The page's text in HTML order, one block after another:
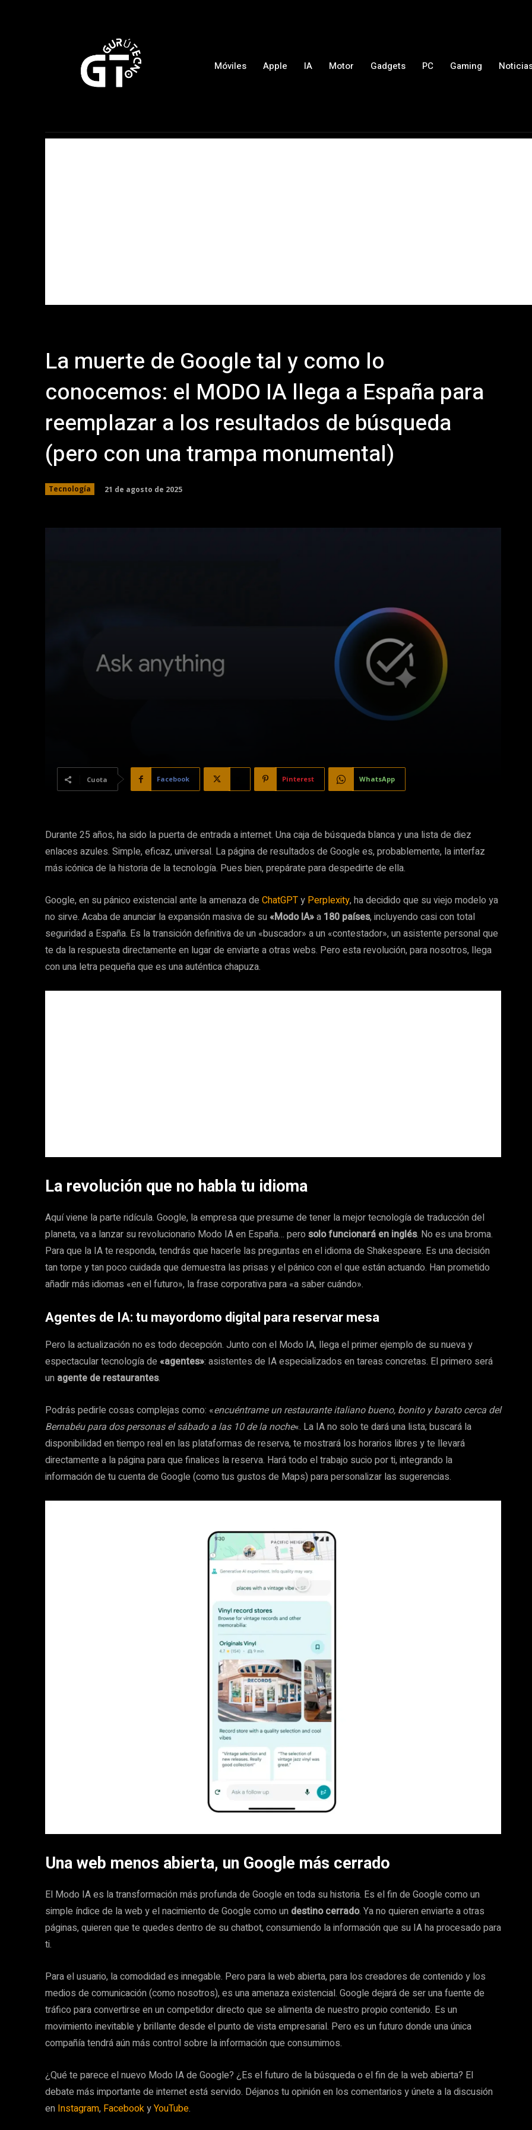
Móviles Apple IA Motor Gadgets PC Gaming
La muerte de Google tal y como lo
conocemos: el MODO IA llega a España para
reemplazar a los resultados de búsqueda
(pero con una trampa monumental)
Tecnología 21 de agosto de 2025
Cuota Facebook Pinterest WhatsApp
Durante 25 años, ha sido la puerta de entrada a internet. Una caja de búsqueda blanca y una lista de diez
enlaces azules. Simple, eficaz, universal. La página de resultados de Google es, probablemente, la interfaz
más icónica de la historia de la tecnología. Pues bien, prepárate para despedirte de ella.
Google, en su pánico existencial ante la amenaza de ChatGPTy Perplexity, ha decidido que su viejo modelo ya
no sirve. Acaba de anunciar la expansión masiva de su«Modo IA»a 180 países, incluyendo casi con total
seguridad a España. Es la transición definitiva de un «buscador» a un «contestador», un asistente personal que
te da la respuesta directamente en lugar de enviarte a otras webs. Pero esta revolución, para nosotros, llega
con una letra pequeña que es una auténtica chapuza.
La revolución que no habla tu idioma
Aquí viene la parte ridícula. Google, la empresa que presume de tener la mejor tecnología de traducción del
planeta, va a lanzar su revolucionario Modo IA en España… pero solo funcionará en inglés. No es una broma.
Para que la IA te responda, tendrás que hacerle las preguntas en el idioma de Shakespeare. Es una decisión
tan torpe y tan poco cuidada que demuestra las prisas y el pánico con el que están actuando. Han prometido
añadir más idiomas «en el futuro», la frase corporativa para «a saber cuándo».
Agentes de IA: tu mayordomo digital para reservar mesa
Pero la actualización no es todo decepción. Junto con el Modo IA, llega el primer ejemplo de su nueva y
espectacular tecnología de «agentes»: asistentes de IA especializados en tareas concretas. El primero será
un agente de restaurantes.
Podrás pedirle cosas complejas como: «encuéntrame un restaurante italiano bueno, bonito y barato cerca del
Bernabéu para dos personas el sábado a las 10 de la noche«. La IA no solo te dará una lista; buscará la
disponibilidad en tiempo real en las plataformas de reserva, te mostrará los horarios libres y te llevará
directamente a la página para que finalices la reserva. Hará todo el trabajo sucio por ti, integrando la
información de tu cuenta de Google (como tus gustos de Maps) para personalizar las sugerencias.
Una web menos abierta, un Google más cerrado
El Modo IA es la transformación más profunda de Google en toda su historia. Es el fin de Google como un
simple índice de la web y el nacimiento de Google como un destino cerrado. Ya no quieren enviarte a otras
páginas, quieren que te quedes dentro de su chatbot, consumiendo la información que su IA ha procesado para
ti.
Para el usuario, la comodidad es innegable. Pero para la web abierta, para los creadores de contenido y los
medios de comunicación (como nosotros), es una amenaza existencial. Google dejará de ser una fuente de
tráfico para convertirse en un competidor directo que se alimenta de nuestro propio contenido. Es un
movimiento inevitable y brillante desde el punto de vista empresarial. Pero es un futuro donde una única
compañía tendrá aún más control sobre la información que consumimos.
¿Qué te parece el nuevo Modo IA de Google? ¿Es el futuro de la búsqueda o el fin de la web abierta? El
debate más importante de internet está servido. Déjanos tu opinión en los comentarios y únete a la discusión
en Instagram, FacebookyYouTube.